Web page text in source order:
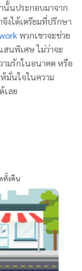
นั้นประกอบมาจาก
งได้เตรียมที่ปรึกษา
พวกเขาจะช่วย
นพิเศษ ไม่ว่าจะ
ามรักในอนาคต หรือ
มั่นใจในความ
เลย
ทั้งคืน